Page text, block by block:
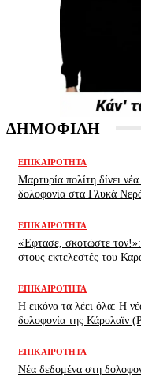
ΔΗΜΟΦΙΛΗ
ΕΠΙΚΑΙΡΌΤΗΤΑ
Μαρτυρία πολίτη δίνει
δολοφονία στα Γλυκά
ΕΠΙΚΑΙΡΌΤΗΤΑ
«Έφτασε, σκοτώστε
στους εκτελεστές του
ΕΠΙΚΑΙΡΌΤΗΤΑ
H εικόνα τα λέει όλα: H
δολοφονία της Κάρολαϊν
ΕΠΙΚΑΙΡΌΤΗΤΑ
Νέα δεδομένα στη